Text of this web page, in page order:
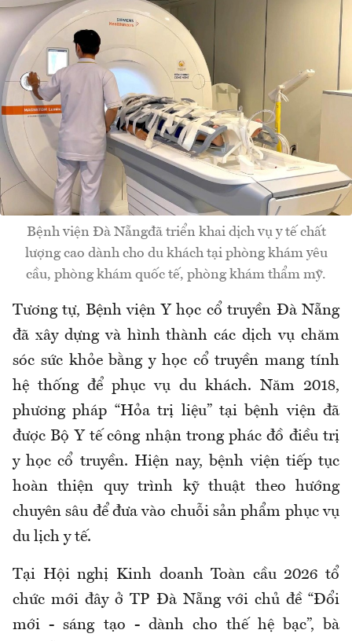
Bệnh viện Đà Nẵngđã triển khai dịch vụ y tế chất
lượng cao dành cho du khách tại phòng khám yêu
cầu, phòng khám quốc tế, phòng khám thẩm mỹ.
Tương tự, Bệnh viện Y học cổ truyền Đà Nẵng
đã xây dựng và hình thành các dịch vụ chăm
sóc sức khỏe bằng y học cổ truyền mang tính
hệ thống để phục vụ du khách. Năm 2018,
phương pháp “Hỏa trị liệu” tại bệnh viện đã
được Bộ Y tế công nhận trong phác đồ điều trị
y học cổ truyền. Hiện nay, bệnh viện tiếp tục
hoàn thiện quy trình kỹ thuật theo hướng
chuyên sâu để đưa vào chuỗi sản phẩm phục vụ
du lịch y tế.
Tại Hội nghị Kinh doanh Toàn cầu 2026 tổ
chức mới đây ở TP Đà Nẵng với chủ đề “Đổi
mới - sáng tạo - dành cho thế hệ bạc”, bà